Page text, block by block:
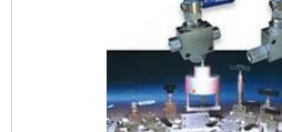
propriedades:
altíssimas pressões
excelentes características de.